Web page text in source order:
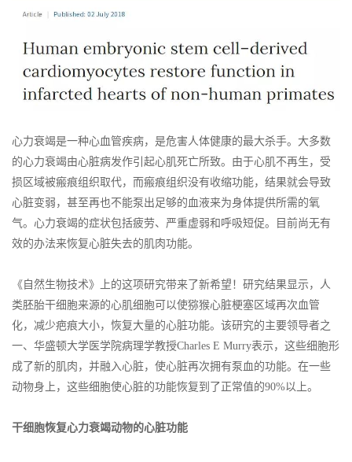
心力衰竭是一种心血管疾病，是危害人体健康的最大杀手。大多数
的心力衰竭由心脏病发作引起心肌死亡所致。由于心肌不再生，受
损区域被瘢痕组织取代，而瘢痕组织没有收缩功能，结果就会导致
心脏变弱，甚至再也不能泵出足够的血液来为身体提供所需的氧
气。心力衰竭的症状包括疲劳、严重虚弱和呼吸短促。目前尚无有
效的办法来恢复心脏失去的肌肉功能。
《自然生物技术》上的这项研究带来了新希望！研究结果显示，人
类胚胎干细胞来源的心肌细胞可以使猕猴心脏梗塞区域再次血管
化，减少疤痕大小，恢复大量的心脏功能。该研究的主要领导者之
一、华盛顿大学医学院病理学教授Charles E Murry表示，这些细胞形
成了新的肌肉，并融入心脏，使心脏再次拥有泵血的功能。在一些
动物身上，这些细胞使心脏的功能恢复到了正常值的90%以上。
干细胞恢复心力衰竭动物的心脏功能